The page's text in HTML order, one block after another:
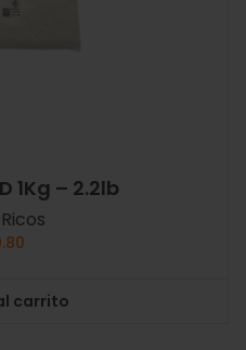
1Kg – 2.2lb
carrito